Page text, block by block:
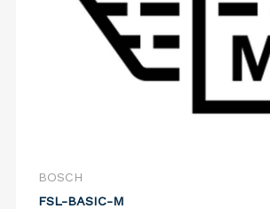
BOSCH
FSL-BASIC-M